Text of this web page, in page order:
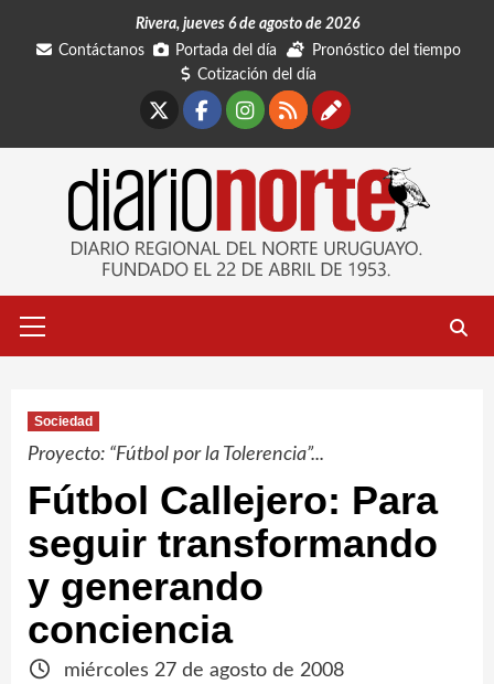
Rivera, jueves 6 de agosto de 2026
Contáctanos
Portada del día
Pronóstico del tiempo
Cotización del día
Facebook
Instagram
RSSContáctanos
primario
Sociedad
Proyecto: “Fútbol por la Tolerencia”...
Fútbol Callejero: Para
seguir transformando
y generando
conciencia
miércoles 27 de agosto de 2008